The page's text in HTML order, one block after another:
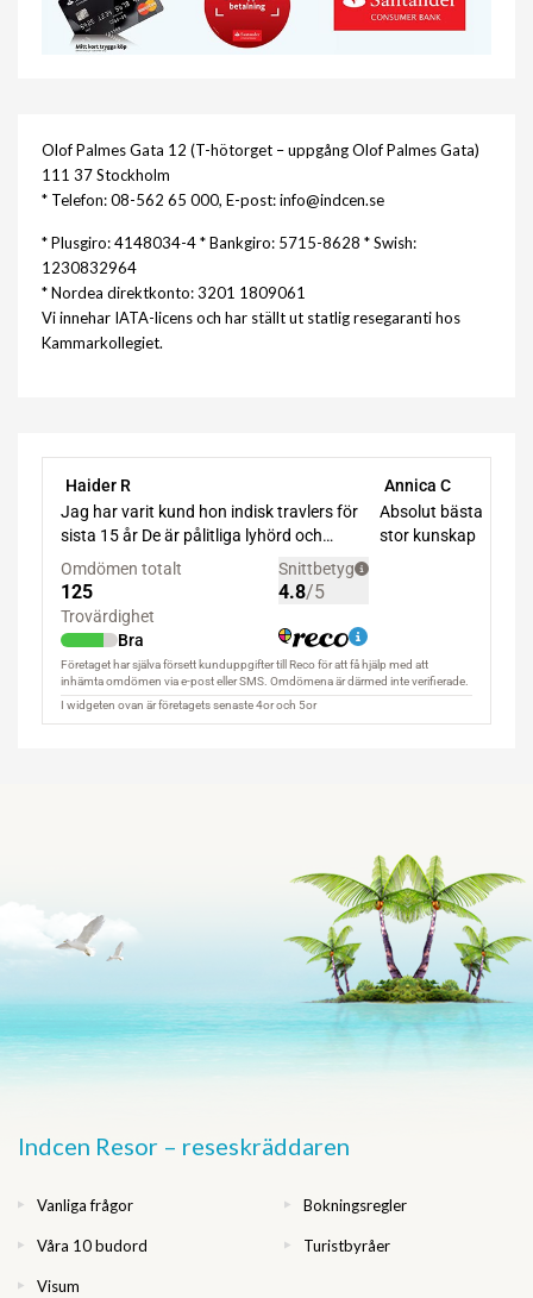
Olof Palmes Gata 12 (T-hötorget – uppgång Olof Palmes Gata)
111 37 Stockholm
* Telefon: 08-562 65 000, E-post: info@indcen.se
* Plusgiro: 4148034-4 * Bankgiro: 5715-8628 * Swish:
1230832964
* Nordea direktkonto: 3201 1809061
Vi innehar IATA-licens och har ställt ut statlig resegaranti hos
Kammarkollegiet.
Indcen Resor – reseskräddaren
Vanliga frågor Bokningsregler
Våra 10 budord Turistbyråer
Visum